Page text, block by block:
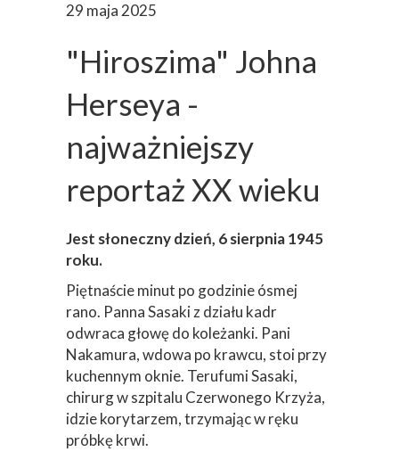
29 maja 2025
"Hiroszima" Johna
Herseya -
najważniejszy
reportaż XX wieku
Jest słoneczny dzień, 6 sierpnia 1945
roku.
Piętnaście minut po godzinie ósmej
rano. Panna Sasaki z działu kadr
odwraca głowę do koleżanki. Pani
Nakamura, wdowa po krawcu, stoi przy
kuchennym oknie. Terufumi Sasaki,
chirurg w szpitalu Czerwonego Krzyża,
idzie korytarzem, trzymając w ręku
próbkę krwi.